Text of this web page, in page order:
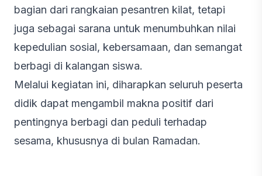
bagian dari rangkaian pesantren kilat, tetapi
juga sebagai sarana untuk menumbuhkan nilai
kepedulian sosial, kebersamaan, dan semangat
berbagi di kalangan siswa.
Melalui kegiatan ini, diharapkan seluruh peserta
didik dapat mengambil makna positif dari
pentingnya berbagi dan peduli terhadap
sesama, khususnya di bulan Ramadan.